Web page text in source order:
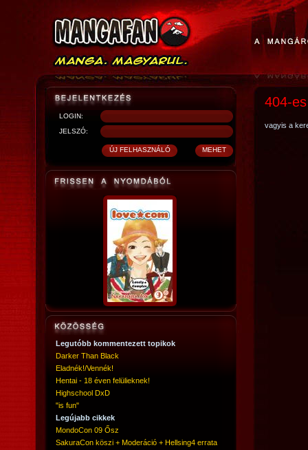
LOGIN:
JELSZÓ:
Legutóbb kommentezett topikok
Darker Than Black
Eladnék!/Vennék!
Hentai - 18 éven felülieknek!
Highschool DxD
"is fun"
Legújabb cikkek
MondoCon 09 Ősz
SakuraCon köszi + Moderáció + Hellsing4 errata
404-
vagyis a